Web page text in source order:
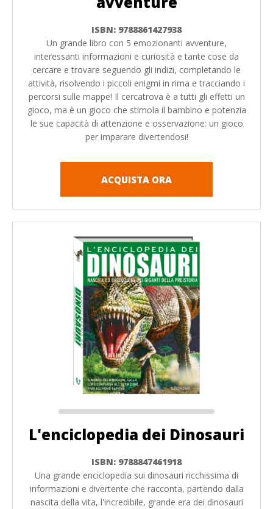
ISBN: 9788861427938
Un grande libro con 5 emozionanti avventure,
interessanti informazioni e curiosità e tante cose da
cercare e trovare seguendo gli indizi, completando le
attività, risolvendo i piccoli enigmi in rima e tracciando i
percorsi sulle mappe! Il cercatrova è a tutti gli effetti un
gioco, ma è un gioco che stimola il bambino e potenzia
le sue capacità di attenzione e osservazione: un gioco
per imparare divertendosi!
ACQUISTA ORA
L'enciclopedia dei Dinosauri
ISBN: 9788847461918
Una grande enciclopedia sui dinosauri ricchissima di
informazioni e divertente che racconta, partendo dalla
nascita della vita, l'incredibile, grande era dei dinosauri